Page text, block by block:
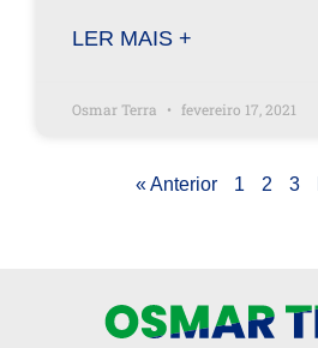
LER MAIS +
Osmar Terra fevereiro 17, 2021
« Anterior 1 2 3